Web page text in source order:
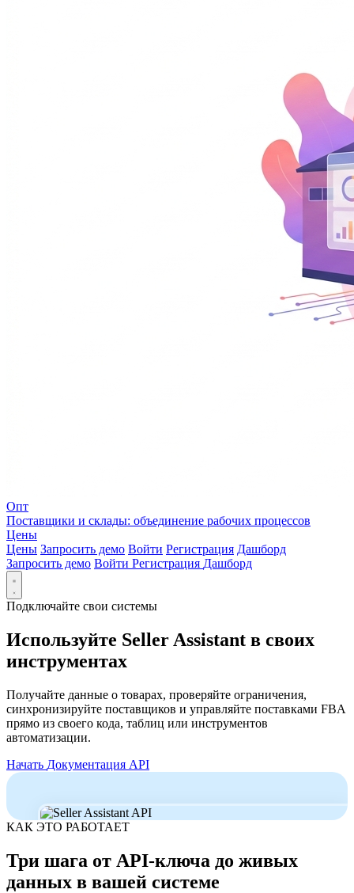
Опт
Поставщики и склады: объединение рабочих процессов
Цены
Цены Запросить демо Войти Регистрация Дашборд
Запросить демо Войти Регистрация Дашборд
Подключайте свои системы
Используйте Seller Assistant в своих
инструментах
Получайте данные о товарах, проверяйте ограничения,
синхронизируйте поставщиков и управляйте поставками FBA
прямо из своего кода, таблиц или инструментов
автоматизации.
Начать Документация API
КАК ЭТО РАБОТАЕТ
Три шага от API-ключа до живых
данных в вашей системе